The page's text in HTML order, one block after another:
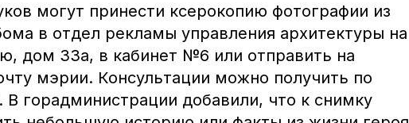
могут принести ксерокопию фотографии из
в отдел рекламы управления архитектуры на
дом 33а, в кабинет №6 или отправить на
мэрии. Консультации можно получить по
В горадминистрации добавили, что к снимку